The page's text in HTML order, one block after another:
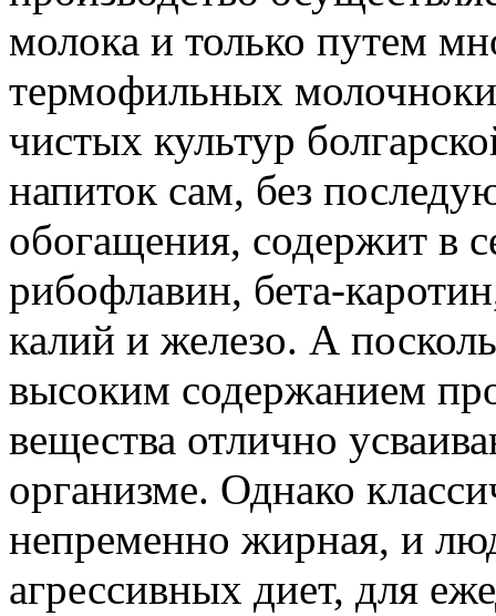
молока и только путем
термофильных
чистых культур
напиток сам, без
обогащения, содержит в
рибофлавин, бета-
калий и железо. А
высоким содержанием
вещества отлично
организме. Однако
непременно жирная, и
агрессивных диет, для